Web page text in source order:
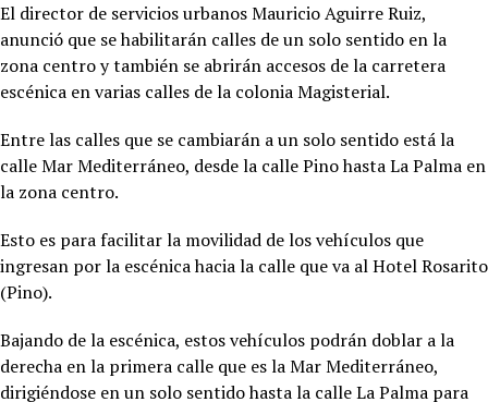
El director de servicios urbanos Mauricio Aguirre Ruiz,
anunció que se habilitarán calles de un solo sentido en la
zona centro y también se abrirán accesos de la carretera
escénica en varias calles de la colonia Magisterial.
Entre las calles que se cambiarán a un solo sentido está la
calle Mar Mediterráneo, desde la calle Pino hasta La Palma en
la zona centro.
Esto es para facilitar la movilidad de los vehículos que
ingresan por la escénica hacia la calle que va al Hotel Rosarito
(Pino).
Bajando de la escénica, estos vehículos podrán doblar a la
derecha en la primera calle que es la Mar Mediterráneo,
dirigiéndose en un solo sentido hasta la calle La Palma para